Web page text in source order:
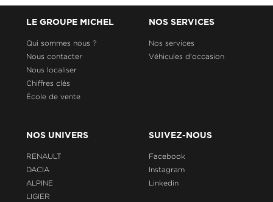
LE GROUPE MICHEL
Qui sommes nous ?
Nous contacter
Nous localiser
Chiffres clés
École de vente
NOS SERVICES
Nos services
Véhicules d'occasion
NOS UNIVERS
RENAULT
DACIA
ALPINE
LIGIER
SUIVEZ-NOUS
Facebook
Instagram
Linkedin